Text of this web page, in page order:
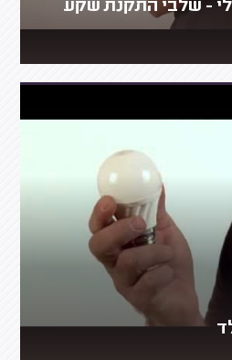
- שלבי התקנת שקע